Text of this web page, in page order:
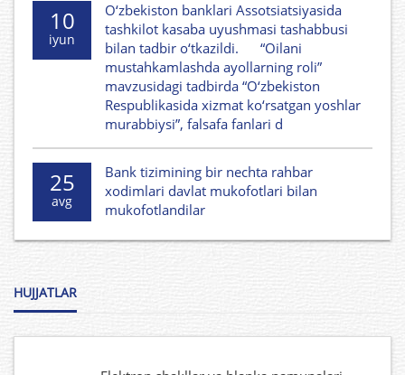
10
iyun
O‘zbekiston banklari Assotsiatsiyasida
tashkilot kasaba uyushmasi tashabbusi
bilan tadbir o‘tkazildi. “Oilani
mustahkamlashda ayollarning roli”
mavzusidagi tadbirda “O‘zbekiston
Respublikasida xizmat ko‘rsatgan yoshlar
murabbiysi”, falsafa fanlari d
25
avg
Bank tizimining bir nechta rahbar
xodimlari davlat mukofotlari bilan
mukofotlandilar
HUJJATLAR